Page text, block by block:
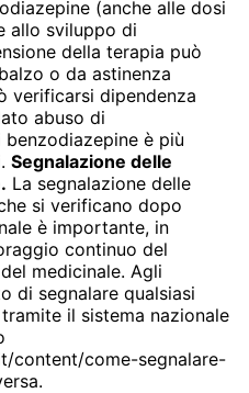
(anche alle dosi
allo sviluppo di
della terapia può
o da astinenza
verificarsi dipendenza
abuso di
benzodiazepine è più
Segnalazione delle
La segnalazione delle
si verificano dopo
è importante, in
continuo del
medicinale. Agli
di segnalare qualsiasi
il sistema nazionale
content/come-segnalare-